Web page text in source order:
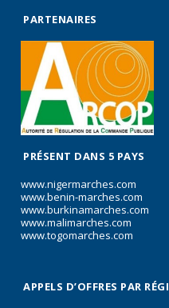
PARTENAIRES
PRÉSENT DANS 5 PAYS
www.nigermarches.com
www.benin-marches.com
www.burkinamarches.com
www.malimarches.com
www.togomarches.com
APPELS D’OFFRES PAR